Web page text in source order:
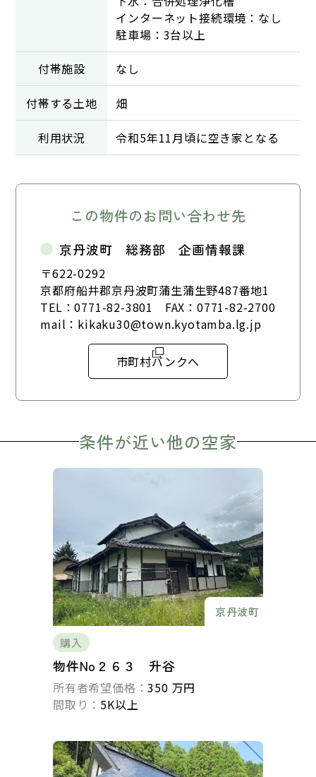
インターネット接続環境：なし
駐車場：3台以上
付帯施設
なし
付帯する土地 畑
利用状況 令和5年11月頃に空き家となる
この物件のお問い合わせ先
京丹波町 総務部 企画情報課
〒622-0292
京都府船井郡京丹波町蒲生蒲生野487番地1
TEL：0771-82-3801
FAX：0771-82-2700
mail： kikaku30@town.kyotamba.lg.jp
市町村バンクへ
条件が近い他の空家
京丹波町
購入
物件No２６３ 升谷
所有者希望価格：350 万円
間取り： 5K以上